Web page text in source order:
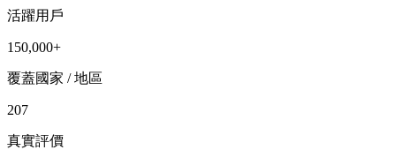
活躍用戶
150,000+
覆蓋國家 / 地區
207
真實評價